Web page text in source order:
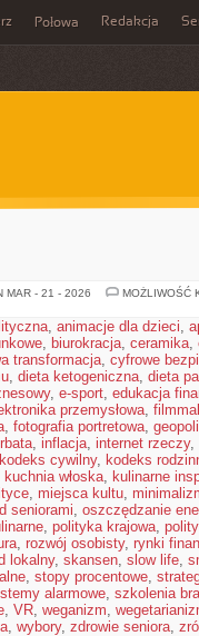
Połowa Redakcja
MAR - 21 - 2026
MOŻLIWOŚĆ
, animacje dla dzieci,
, biurokracja, ceramika,
transformacja, cyfrowe
, dieta ketogeniczna, dieta
, e-sport, edukacja
przemysłowa,
, fotografia portretowa,
, inflacja, internet rzeczy,
kodeks cywilny, kodeks
kuchnia włoska, kulinarne
, miejsca kultu,
seniorami, oszczędzanie
, polityka krajowa,
, rozwój osobisty, rynki
lokalny, skansen, slow life,
, stopy procentowe,
alarmowe, szkolenia
, VR, weganizm,
, wybory, zdrowie seniora,